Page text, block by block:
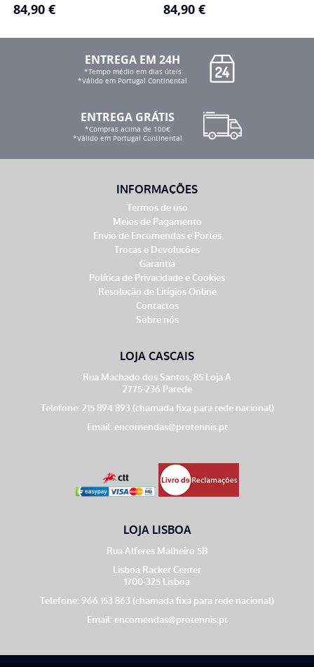
84,90 € 84,90 €
ENTREGA EM 24H
*Tempo médio em dias úteis
*Válido em Portugal Continental
ENTREGA GRÁTIS
*Compras acima de 100€
*Válido em Portugal Continental
INFORMAÇÕES
Termos de uso
Meios de Pagamento
Envio de Encomendas e Portes
Trocas e Devoluções
Garantia
Política de Privacidade e Cookies
Resolução de Litígios Online
Contactos
Sobre nós
LOJA CASCAIS
Rua Machado dos Santos, 85 Loja A
2775-236 Parede
Telefone: 215 894 893 (chamada fixa para rede nacional)
Email: encomendas@protennis.pt
LOJA LISBOA
Rua Alferes Malheiro 5B
Lisboa Racket Center
1700-325 Lisboa
Telefone: 966 153 863 (chamada fixa para rede nacional)
Email: encomendas@protennis.pt